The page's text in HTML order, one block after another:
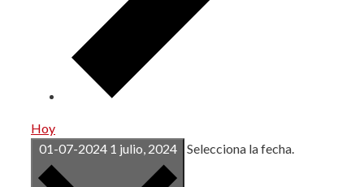
Hoy
01-07-2024 1 julio, 2024 Selecciona la fecha.